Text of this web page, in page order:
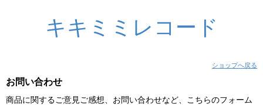
キキミミレコード
ショップへ戻る
お問い合わせ
商品に関するご意見ご感想、お問い合わせなど、こちらのフォーム